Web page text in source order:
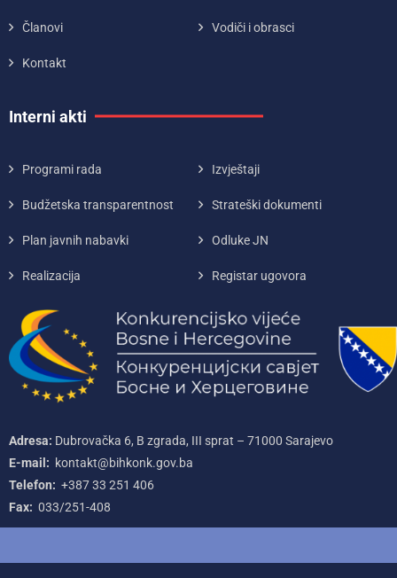
Članovi Vodiči i obrasci
Kontakt
Interni akti
Programi rada Izvještaji
Budžetska transparentnost Strateški dokumenti
Plan javnih nabavki Odluke JN
Realizacija Registar ugovora
Adresa: Dubrovačka 6, B zgrada, III sprat – 71000‌ Sarajevo
E-mail: kontakt@bihkonk.gov.ba
Telefon: +387‌ 33‌ 251‌ 406
Fax: 033/251-408